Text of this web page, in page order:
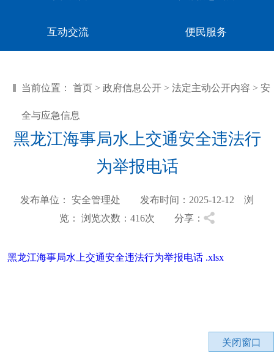
互动交流 便民服务
当前位置： 首页 > 政府信息公开 > 法定主动公开内容 > 安
全与应急信息
黑龙江海事局水上交通安全违法行
为举报电话
发布单位： 安全管理处 发布时间：2025-12-12 浏
览： 浏览次数：416次 分享：
黑龙江海事局水上交通安全违法行为举报电话 .xlsx
关闭窗口